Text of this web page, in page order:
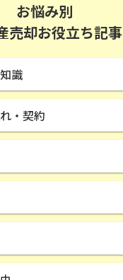
お悩み別
売却お役立ち記事
識
・契約